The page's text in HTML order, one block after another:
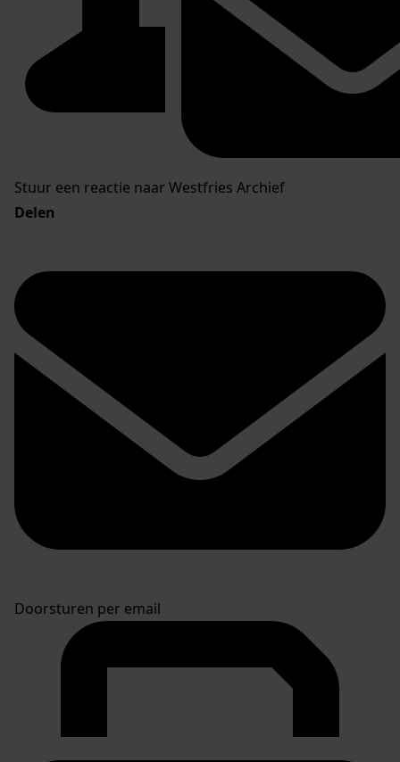
Stuur een reactie naar Westfries Archief
Delen
Doorsturen per email